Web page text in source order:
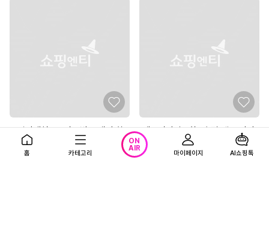
공식판매처무보까국밥 국내산 한
우사골 한돈 순대국 600g 4팩 부
산식 야채고기순대
20,900
[제주시산림조합] 손질 생 고사리
200g x 5팩 (냉동)
31,900
홈 카테고리
ON
AIR
마이페이지 AI쇼핑톡